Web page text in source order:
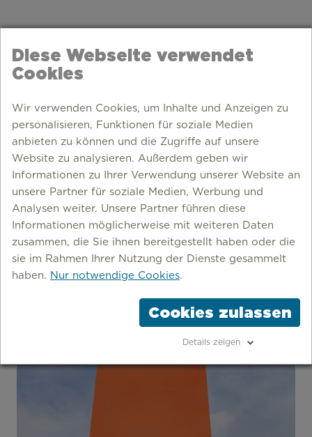
Diese Webseite verwendet
Cookies
Wir verwenden Cookies, um Inhalte und Anzeigen zu
personalisieren, Funktionen für soziale Medien
anbieten zu können und die Zugriffe auf unsere
Website zu analysieren. Außerdem geben wir
Informationen zu Ihrer Verwendung unserer Website an
unsere Partner für soziale Medien, Werbung und
Analysen weiter. Unsere Partner führen diese
Informationen möglicherweise mit weiteren Daten
zusammen, die Sie ihnen bereitgestellt haben oder die
sie im Rahmen Ihrer Nutzung der Dienste gesammelt
haben. Nur notwendige Cookies.
Cookies zulassen
Details zeigen